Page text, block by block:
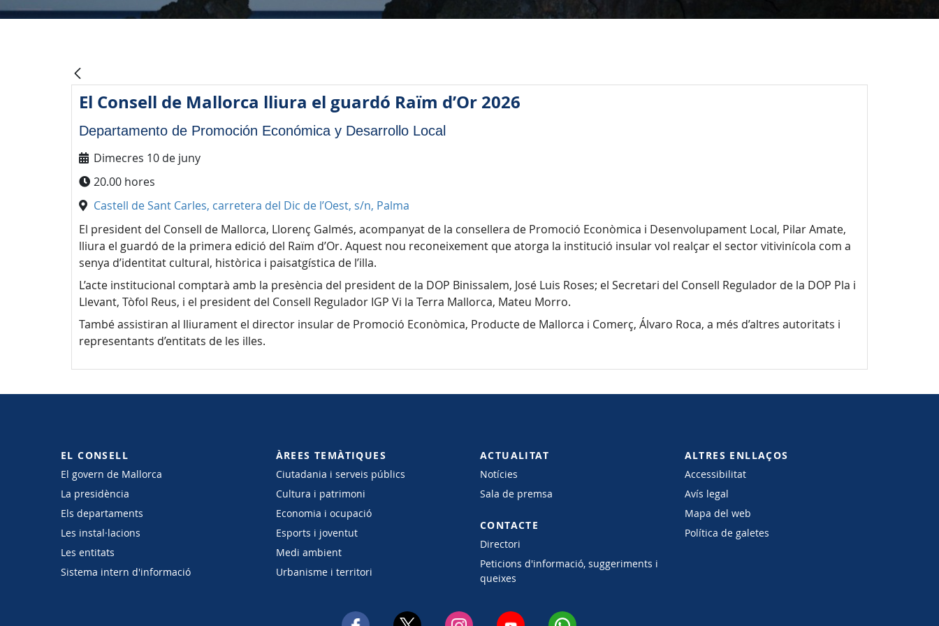
El Consell de Mallorca lliura el guardó Raïm d’Or 2026
Departamento de Promoción Económica y Desarrollo Local
Dimecres 10 de juny
20.00 hores
Castell de Sant Carles, carretera del Dic de l’Oest, s/n, Palma
El president del Consell de Mallorca, Llorenç Galmés, acompanyat de la consellera de Promoció Econòmica i Desenvolupament Local, Pilar Amate,
lliura el guardó de la primera edició del Raïm d’Or. Aquest nou reconeixement que atorga la institució insular vol realçar el sector vitivinícola com a
senya d’identitat cultural, històrica i paisatgística de l’illa.
L’acte institucional comptarà amb la presència del president de la DOP Binissalem, José Luis Roses; el Secretari del Consell Regulador de la DOP Pla i
Llevant, Tòfol Reus, i el president del Consell Regulador IGP Vi la Terra Mallorca, Mateu Morro.
També assistiran al lliurament el director insular de Promoció Econòmica, Producte de Mallorca i Comerç, Álvaro Roca, a més d’altres autoritats i
representants d’entitats de les illes.
EL CONSELL
El govern de Mallorca
La presidència
Els departaments
Les instal·lacions
Les entitats
Sistema intern d'informació
ÀREES TEMÀTIQUES
Ciutadania i serveis públics
Cultura i patrimoni
Economia i ocupació
Esports i joventut
Medi ambient
Urbanisme i territori
ACTUALITAT
Notícies
Sala de premsa
CONTACTE
Directori
Peticions d'informació, suggeriments i
queixes
ALTRES ENLLAÇOS
Accessibilitat
Avís legal
Mapa del web
Política de galetes